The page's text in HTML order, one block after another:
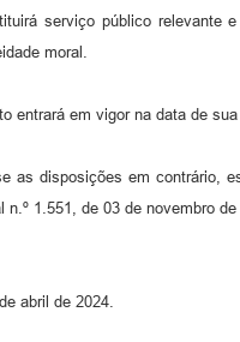
serviço público relevante e
moral.
entrará em vigor na data de sua
as disposições em contrário,
n.º 1.551, de 03 de novembro de
abril de 2024.